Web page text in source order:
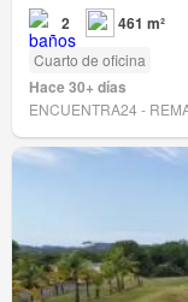
2 461 m²
Cuarto de oficina
Hace 30+ días
ENCUENTRA24 -